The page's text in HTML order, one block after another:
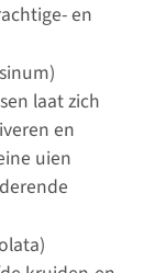
en
laat zich
en
uien